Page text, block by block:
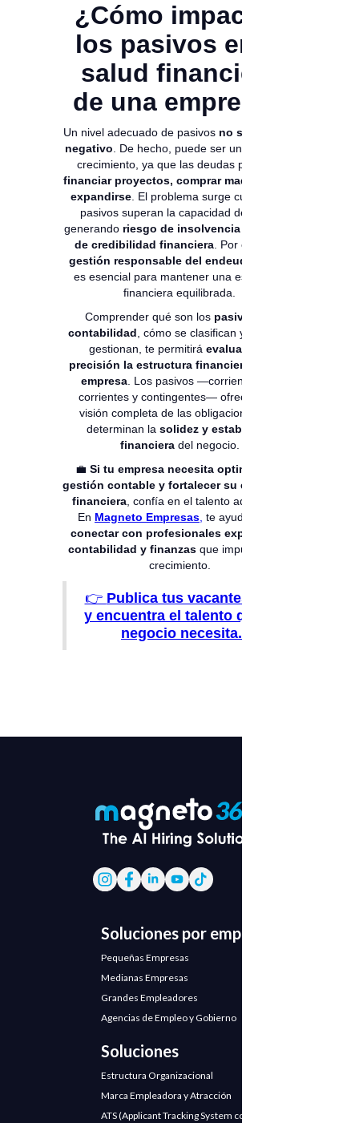
¿Cómo impactan
los pasivos en la
salud financiera
de una empresa?
Un nivel adecuado de pasivos no siempre es
negativo . De hecho, puede ser una señal de
crecimiento, ya que las deudas permiten
financiar proyectos, comprar maquinaria o
expandirse. El problema surge cuando los
pasivos superan la capacidad de pago,
generando riesgo de insolvencia o pérdida
de credibilidad financiera. Por eso, una
gestión responsable del endeudamiento
es esencial para mantener una estructura
financiera equilibrada.
Comprender qué son los pasivos en
contabilidad , cómo se clasifican y cómo se
gestionan, te permitirá evaluar con
precisión la estructura financiera de una
empresa . Los pasivos —corrientes, no
corrientes y contingentes— ofrecen una
visión completa de las obligaciones que
determinan la solidez y estabilidad
financieradel negocio.
💼 Si tu empresa necesita optimizar su
gestión contable y fortalecer su estructura
financiera , confía en el talento adecuado.
En Magneto Empresas te ayudamos a
conectar con profesionales expertos en
contabilidad y finanzas que impulsarán tu
crecimiento.
👉 Publica tus vacantes hoy
y encuentra el talento que tu
negocio necesita.
Soluciones por empresa
Pequeñas Empresas
Medianas Empresas
Grandes Empleadores
Agencias de Empleo y Gobierno
Soluciones
Estructura Organizacional
Marca Empleadora y Atracción
ATS (Applicant Tracking System con IA)